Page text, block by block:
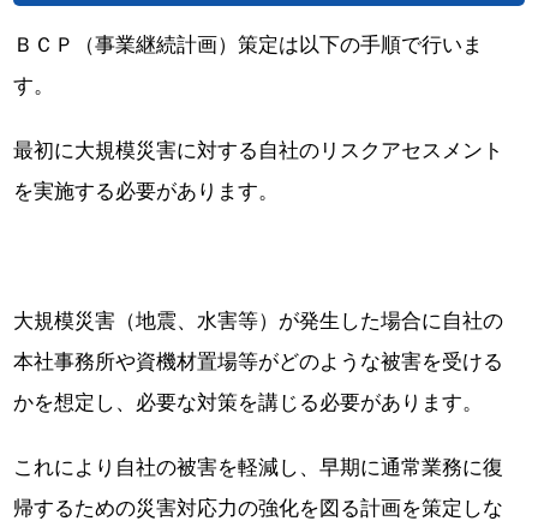
ＢＣＰ（事業継続計画）策定は以下の手順で行いま
す。
最初に大規模災害に対する自社のリスクアセスメント
を実施する必要があります。
大規模災害（地震、水害等）が発生した場合に自社の
本社事務所や資機材置場等がどのような被害を受ける
かを想定し、必要な対策を講じる必要があります。
これにより自社の被害を軽減し、早期に通常業務に復
帰するための災害対応力の強化を図る計画を策定しな